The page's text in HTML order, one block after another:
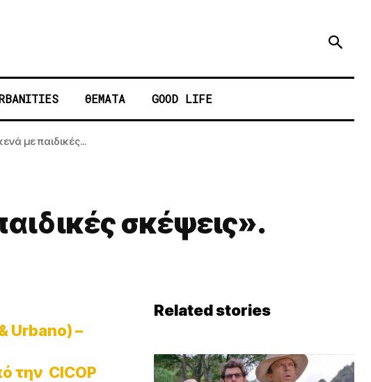
ΘΕΜΑΤΑ GOOD LIFE
με παιδικές...
σκέψεις».
Urbano) –
την CICOP
Related stories